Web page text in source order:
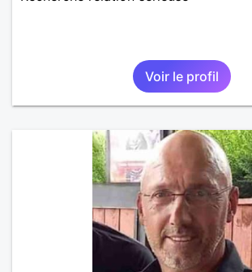
Voir le profil